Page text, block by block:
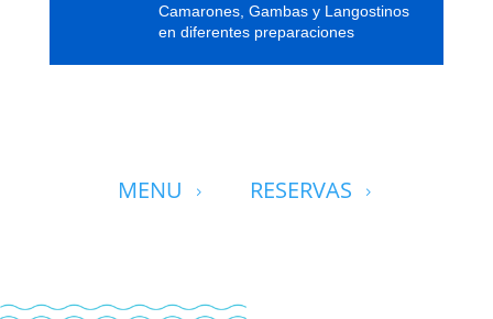
Camarones, Gambas y Langostinos
en diferentes preparaciones
MENU 5 RESERVAS 5